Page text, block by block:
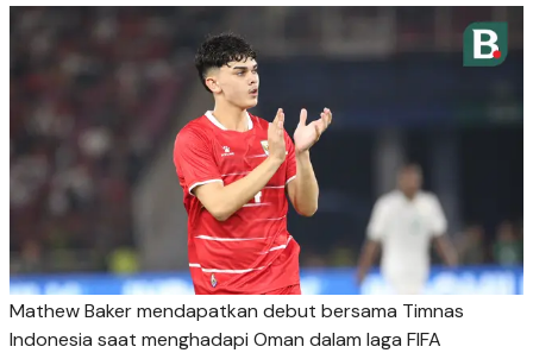
Mathew Baker mendapatkan debut bersama Timnas
Indonesia saat menghadapi Oman dalam laga FIFA